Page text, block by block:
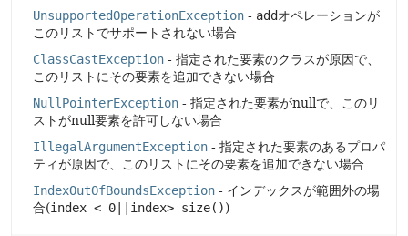
UnsupportedOperationException - addオペレーションが
このリストでサポートされない場合
ClassCastException - 指定された要素のクラスが原因で、
このリストにその要素を追加できない場合
NullPointerException - 指定された要素がnullで、このリ
ストがnull要素を許可しない場合
IllegalArgumentException - 指定された要素のあるプロパ
ティが原因で、このリストにその要素を追加できない場合
IndexOutOfBoundsException - インデックスが範囲外の場
合(index < 0||index> size())